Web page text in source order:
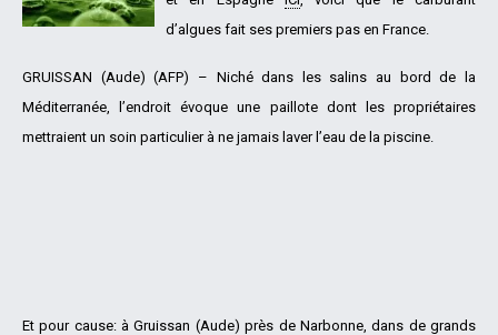
d’algues fait ses premiers pas en France.
GRUISSAN (Aude) (AFP) – Niché dans les salins au bord de la
Méditerranée, l’endroit évoque une paillote dont les propriétaires
mettraient un soin particulier à ne jamais laver l’eau de la piscine.
Et pour cause: à Gruissan (Aude) près de Narbonne, dans de grands